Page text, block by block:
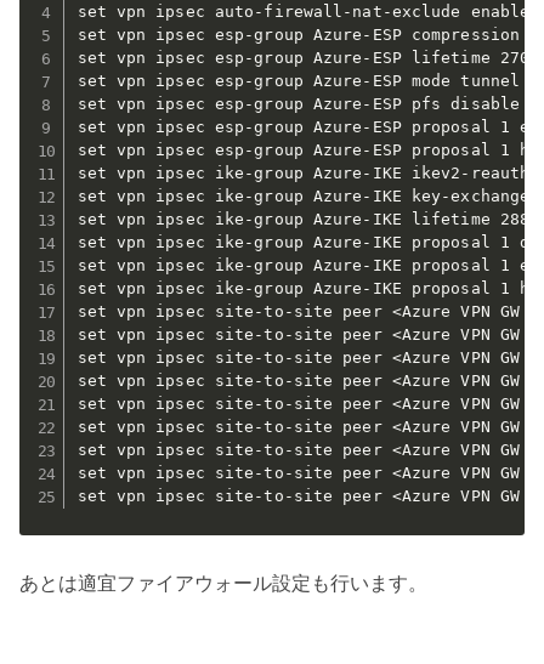
set vpn ipsec auto-firewall-nat-exclude enable
set vpn ipsec esp-group Azure-ESP compression
set vpn ipsec esp-group Azure-ESP lifetime
set vpn ipsec esp-group Azure-ESP mode tunnel
set vpn ipsec esp-group Azure-ESP pfs disable
set vpn ipsec esp-group Azure-ESP proposal 1
set vpn ipsec esp-group Azure-ESP proposal 1
set vpn ipsec ike-group Azure-IKE ikev2-reauth
set vpn ipsec ike-group Azure-IKE key-exchange
set vpn ipsec ike-group Azure-IKE lifetime
set vpn ipsec ike-group Azure-IKE proposal 1
set vpn ipsec ike-group Azure-IKE proposal 1
set vpn ipsec ike-group Azure-IKE proposal 1
set vpn ipsec site-to-site peer <Azure VPN GW
set vpn ipsec site-to-site peer <Azure VPN GW
set vpn ipsec site-to-site peer <Azure VPN GW
set vpn ipsec site-to-site peer <Azure VPN GW
set vpn ipsec site-to-site peer <Azure VPN GW
set vpn ipsec site-to-site peer <Azure VPN GW
set vpn ipsec site-to-site peer <Azure VPN GW
set vpn ipsec site-to-site peer <Azure VPN GW
set vpn ipsec site-to-site peer <Azure VPN GW
あとは適宜ファイアウォール設定も行います。